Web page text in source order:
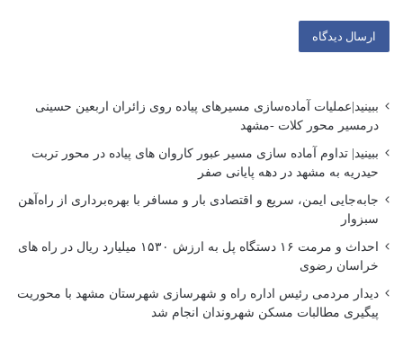
ببینید|عملیات آماده‌سازی مسیرهای پیاده روی زائران اربعین حسینی
درمسیر محور کلات -مشهد
ببینید| تداوم آماده سازی مسیر عبور کاروان های پیاده در محور تربت
حیدریه به مشهد در دهه پایانی صفر
جابه‌جایی ایمن، سریع و اقتصادی بار و مسافر با بهره‌برداری از راه‌آهن
سبزوار
احداث و مرمت ۱۶ دستگاه پل به ارزش ۱۵۳۰ میلیارد ریال در راه های
خراسان رضوی
دیدار مردمی رئیس اداره راه و شهرسازی شهرستان مشهد با محوریت
پیگیری مطالبات مسکن شهروندان انجام شد